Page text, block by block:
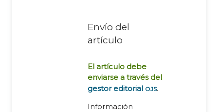
Envío del
artículo
El artículo debe
enviarse a través del
gestor editorial ojs.
Información